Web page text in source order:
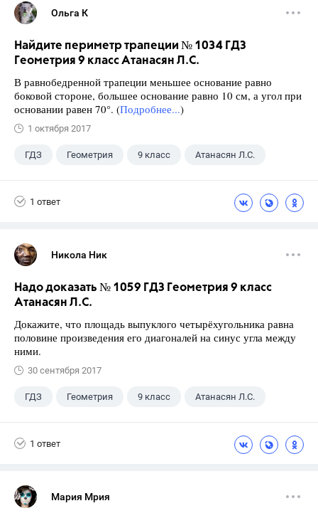
Ольга К
Найдите периметр трапеции № 1034 ГДЗ
Геометрия 9 класс Атанасян Л.С.
В равнобедренной трапеции меньшее основание равно
боковой стороне, большее основание равно 10 см, а угол при
основании равен 70°. (Подробнее...)
1 октября 2017
ГДЗ Геометрия 9 класс Атанасян Л.С.
1 ответ
Никола Ник
Надо доказать № 1059 ГДЗ Геометрия 9 класс
Атанасян Л.С.
Докажите, что площадь выпуклого четырёхугольника равна
половине произведения его диагоналей на синус угла между
ними.
30 сентября 2017
ГДЗ Геометрия 9 класс Атанасян Л.С.
1 ответ
Мария Мрия